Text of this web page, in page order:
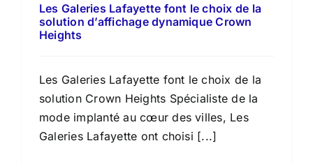
Les Galeries Lafayette font le choix de la
solution d’affichage dynamique Crown
Heights
Les Galeries Lafayette font le choix de la
solution Crown Heights Spécialiste de la
mode implanté au cœur des villes, Les
Galeries Lafayette ont choisi [...]